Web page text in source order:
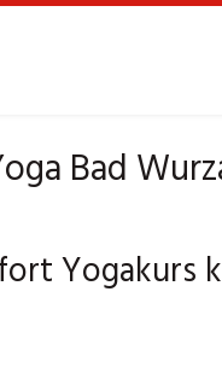
Bad
Yogakurs